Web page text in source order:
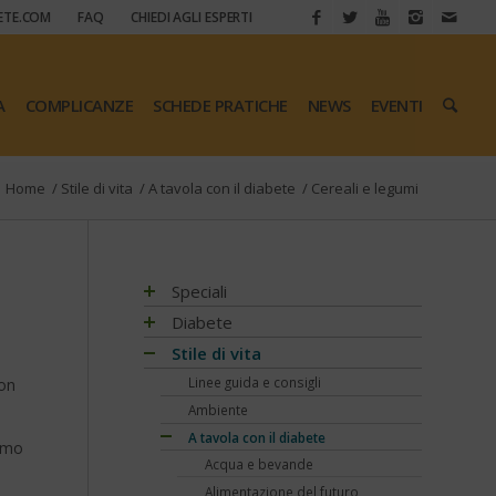
FAQ CHIEDI AGLI ESPERTI
COMPLICANZE SCHEDE PRATICHE NEWS EVENTI
Home / Stile di vita / A tavola con il diabete / Cereali e legumi
Speciali
Antiossidanti e radicali liberi
Assistenza e diabete
Associazioni di pazienti con diabete
Automonitoraggio glicemia
Centenario dell'insulina
COVID-19 e diabete
Diabete e obesità
Diabete
Impatto socio-sanitario
Mondo, Europa
Italia
Regioni
Conoscere il diabete
Che cos'è il diabete
Sintesi e ruolo dell'insulina
Tutto sulla glicemia
Fattori di rischio
Terapia
Terapia del diabete
Terapia dell'obesità
Metformina e altre terapie
Psicologia
Donna e mamma
Diabete al femminile
Stile di vita
Linee guida e consigli
Ambiente
A tavola con il diabete
Acqua e bevande
Alimentazione del futuro